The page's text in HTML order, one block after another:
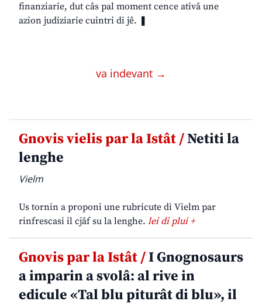
finanziarie, dut câs pal moment cence ativâ une
azion judiziarie cuintri di jê. ❚
va indevant →
Gnovis vielis par la Istât /Netiti la
lenghe
Vielm
Us tornin a proponi une rubricute di Vielm par
rinfrescasi il cjâf su la lenghe. lei di plui +
Gnovis par la Istât /I Gnognosaurs
a imparin a svolâ: al rive in
edicule «Tal blu piturât di blu», il